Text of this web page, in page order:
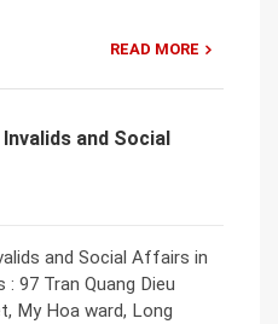
READ MORE
and Social
and Social Affairs in
97 Tran Quang Dieu
My Hoa ward, Long